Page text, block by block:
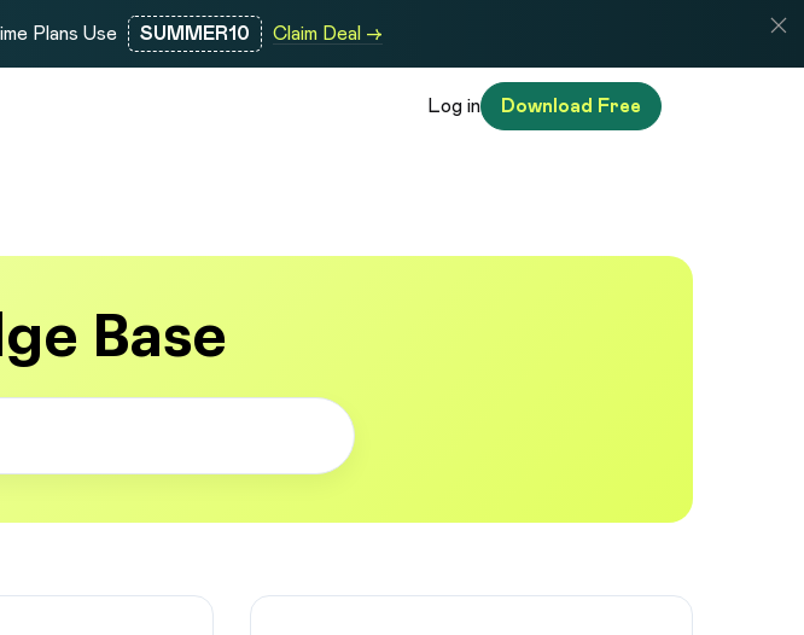
Plans Use SUMMER10 Claim Deal →
Log in Download Free
Base